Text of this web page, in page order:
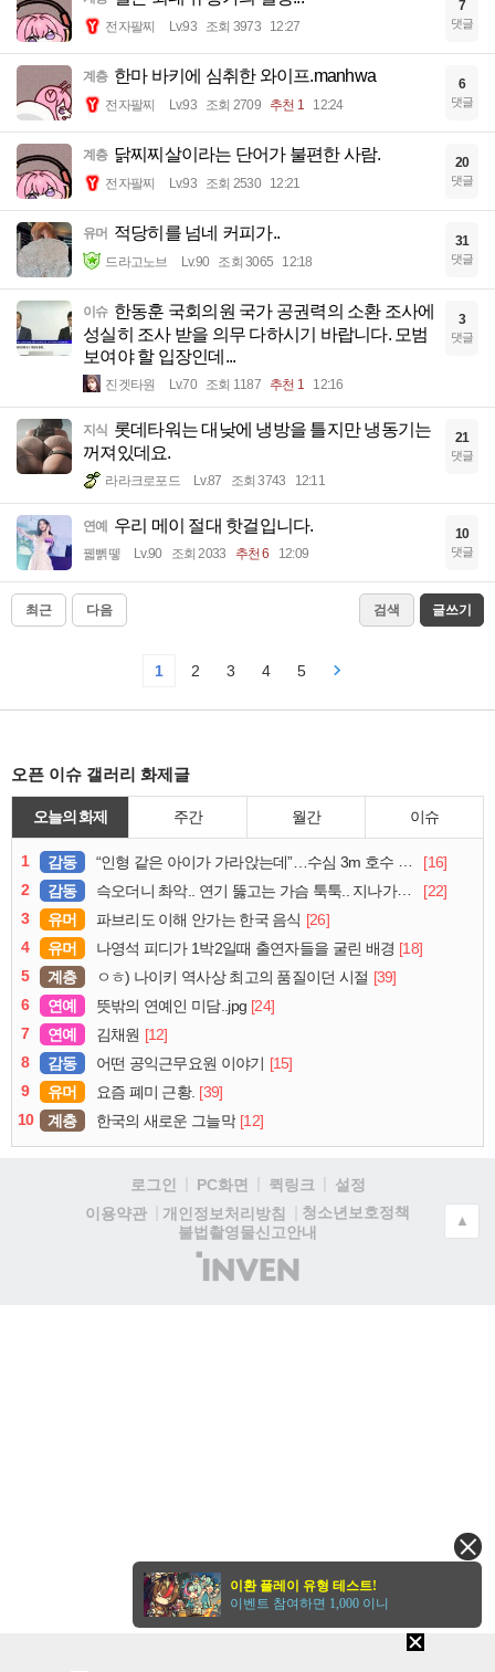
전자팔찌 Lv.93 조회 3973 12:27
7
댓글
계층 한마 바키에 심취한 와이프.manhwa
전자팔찌 Lv.93 조회 2709 추천 1 12:24
6
댓글
계층 닭찌찌살이라는 단어가 불편한 사람.
전자팔찌 Lv.93 조회 2530 12:21
20
댓글
유머 적당히를 넘네 커피가..
드라고노브 Lv.90 조회 3065 12:18
31
댓글
이슈 한동훈 국회의원 국가 공권력의 소환 조사에
성실히 조사 받을 의무 다하시기 바랍니다. 모범
보여야 할 입장인데...
진겟타원 Lv.70 조회 1187 추천 1 12:16
3
댓글
지식 롯데타워는 대낮에 냉방을 틀지만 냉동기는
꺼져있데요.
라라크로포드 Lv.87 조회 3743 12:11
21
댓글
연예 우리 메이 절대 핫걸입니다.
꿻뻵뗗 Lv.90 조회 2033 추천 6 12:09
10
댓글
최근 다음 검색 글쓰기
1 2 3 4 5
오픈 이슈 갤러리 화제글
오늘의 화제 주간 월간 이슈
1 감동 “인형 같은 아이가 가라앉는데”…수심 3m 호수 뛰어든 60대 의인
[16]
2
감동 슥오더니 촤악.. 연기 뚫고는 가슴 툭툭.. 지나가던 아재의 정체
[22]
3
유머 파브리도 이해 안가는 한국 음식 [26]
4
유머 나영석 피디가 1박2일때 출연자들을 굴린 배경 [18]
5
계층 ㅇㅎ) 나이키 역사상 최고의 품질이던 시절 [39]
6
연예 뜻밖의 연예인 미담..jpg [24]
7
연예 김채원 [12]
8
감동 어떤 공익근무요원 이야기 [15]
9
유머 요즘 폐미 근황. [39]
10
계층 한국의 새로운 그늘막 [12]
로그인 PC화면 퀵링크
설정
이용약관
개인정보처리방침
청소년보호정책
불법촬영물신고안내
(주)
인
▲
이환 플레이 유형 테스트!
이벤트 참여하면 1,000 이니